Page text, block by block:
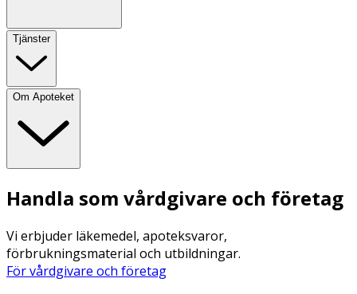
Tjänster
Om Apoteket
Handla som vårdgivare och företag
Vi erbjuder läkemedel, apoteksvaror,
förbrukningsmaterial och utbildningar.
För vårdgivare och företag